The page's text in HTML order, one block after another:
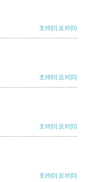
支持[0] 反对[0]
支持[0] 反对[0]
支持[0] 反对[0]
支持[0] 反对[0]